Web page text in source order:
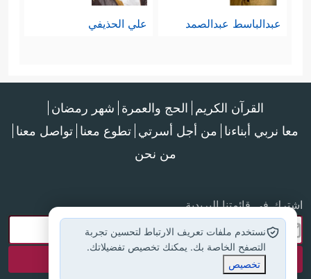
عبدالباسط عبدالصمد علي الحذيفي
القرآن الكريم الحج والعمرة شهر رمضان
معا نربي أبناءنا من أجل أسرتي تطوع معنا تواصل معنا
من نحن
اشترك في قائمتنا البريدية
نستخدم ملفات تعريف الارتباط لتحسين تجربة
التصفح الخاصة بك. يمكنك تخصيص تفضيلاتك.
تخصيص